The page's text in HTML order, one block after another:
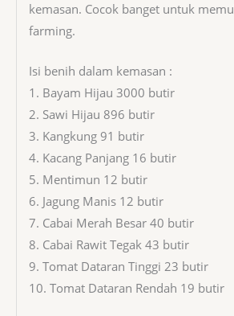
kemasan. Cocok banget untuk
farming.
Isi benih dalam kemasan :
1. Bayam Hijau 3000 butir
2. Sawi Hijau 896 butir
3. Kangkung 91 butir
4. Kacang Panjang 16 butir
5. Mentimun 12 butir
6. Jagung Manis 12 butir
7. Cabai Merah Besar 40 butir
8. Cabai Rawit Tegak 43 butir
9. Tomat Dataran Tinggi 23 butir
10. Tomat Dataran Rendah 19 butir